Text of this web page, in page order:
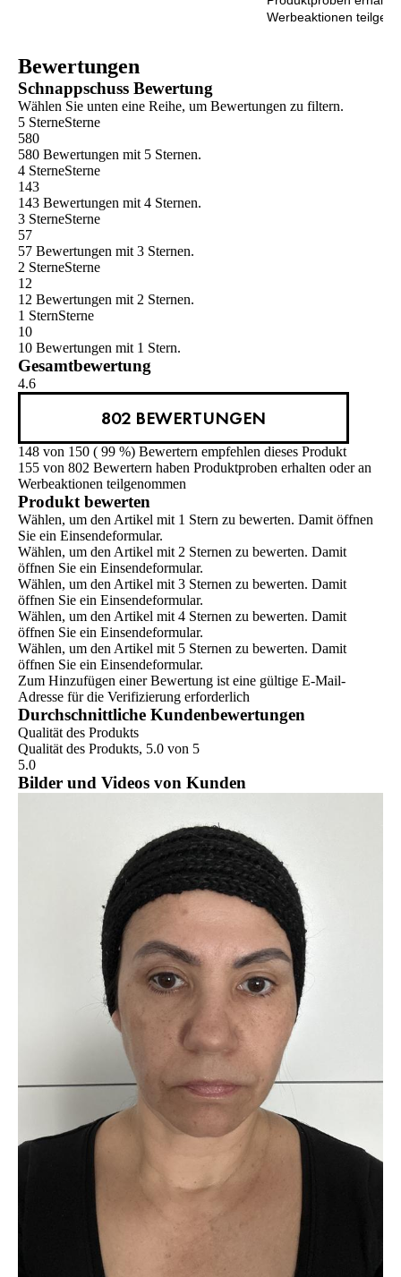
Sternen.
Werbeaktionen
Bewertungen
Schnappschuss Bewertung
Wählen Sie unten eine Reihe, um Bewertungen zu filtern.
5 SterneSterne
580
580 Bewertungen mit 5 Sternen.
4 SterneSterne
143
143 Bewertungen mit 4 Sternen.
3 SterneSterne
57
57 Bewertungen mit 3 Sternen.
2 SterneSterne
12
12 Bewertungen mit 2 Sternen.
1 SternSterne
10
10 Bewertungen mit 1 Stern.
Gesamtbewertung
4.6
802 BEWERTUNGEN
148 von 150 ( 99 %) Bewertern empfehlen dieses Produkt
155 von 802 Bewertern haben Produktproben erhalten oder an
Werbeaktionen teilgenommen
Produkt bewerten
Wählen, um den Artikel mit 1 Stern zu bewerten. Damit öffnen
Sie ein Einsendeformular.
Wählen, um den Artikel mit 2 Sternen zu bewerten. Damit
öffnen Sie ein Einsendeformular.
Wählen, um den Artikel mit 3 Sternen zu bewerten. Damit
öffnen Sie ein Einsendeformular.
Wählen, um den Artikel mit 4 Sternen zu bewerten. Damit
öffnen Sie ein Einsendeformular.
Wählen, um den Artikel mit 5 Sternen zu bewerten. Damit
öffnen Sie ein Einsendeformular.
Zum Hinzufügen einer Bewertung ist eine gültige E-Mail-
Adresse für die Verifizierung erforderlich
Durchschnittliche Kundenbewertungen
Qualität des Produkts
Qualität des Produkts, 5.0 von 5
5.0
Bilder und Videos von Kunden